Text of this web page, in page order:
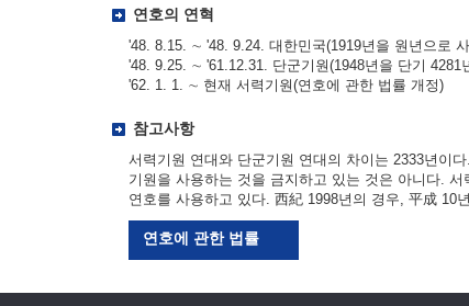
연호의 연혁
'48. 8.15. ∼ '48. 9.24. 대한민국(1919년을 원년으로
'48. 9.25. ∼ '61.12.31. 단군기원(1948년을 단기 4281
'62. 1. 1. ∼ 현재 서력기원(연호에 관한 법률 개정)
참고사항
서력기원 연대와 단군기원 연대의 차이는 2333년이
기원을 사용하는 것을 금지하고 있는 것은 아니다.
연호를 사용하고 있다. 西紀 1998년의 경우, 平成 10
연호에 관한 법률